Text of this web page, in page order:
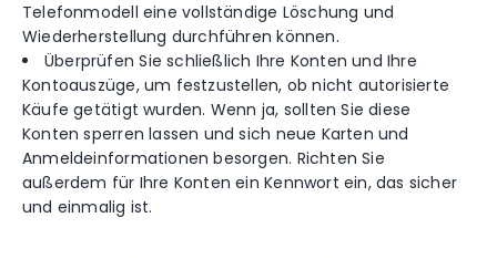
Telefonmodell eine vollständige Löschung und
Wiederherstellung durchführen können.
Überprüfen Sie schließlich Ihre Konten und Ihre
Kontoauszüge, um festzustellen, ob nicht autorisierte
Käufe getätigt wurden. Wenn ja, sollten Sie diese
Konten sperren lassen und sich neue Karten und
Anmeldeinformationen besorgen. Richten Sie
außerdem für Ihre Konten ein Kennwort ein, das sicher
und einmalig ist.